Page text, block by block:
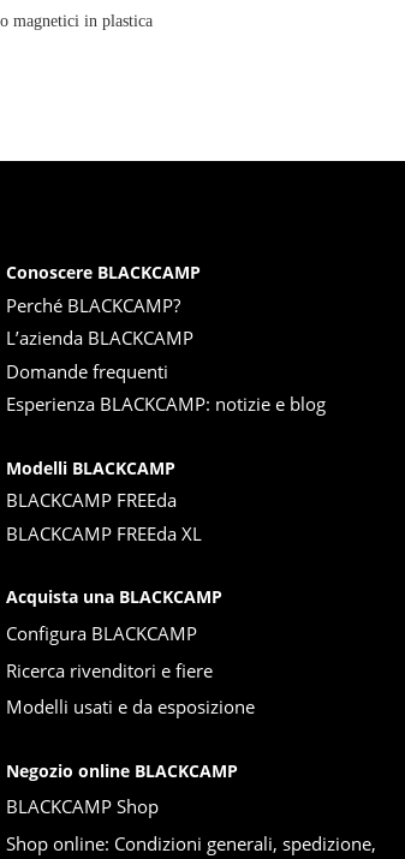
magnetici in plastica
Conoscere BLACKCAMP
Perché BLACKCAMP?
L’azienda BLACKCAMP
Domande frequenti
Esperienza BLACKCAMP: notizie e blog
Modelli BLACKCAMP
BLACKCAMP FREEda
BLACKCAMP FREEda XL
Acquista una BLACKCAMP
Configura BLACKCAMP
Ricerca rivenditori e fiere
Modelli usati e da esposizione
Negozio online BLACKCAMP
BLACKCAMP Shop
Shop online: Condizioni generali, spedizione,